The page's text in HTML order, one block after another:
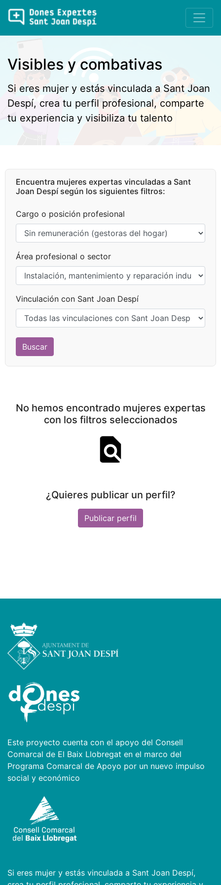
Visibles y combativas
Si eres mujer y estás vinculada a Sant Joan
Despí, crea tu perfil profesional, comparte
tu experiencia y visibiliza tu talento
Encuentra mujeres expertas vinculadas a Sant
Joan Despí según los siguientes filtros:
Cargo o posición profesional
Área profesional o sector
Vinculación con Sant Joan Despí
No hemos encontrado mujeres expertas
con los filtros seleccionados
¿Quieres publicar un perfil?
Publicar perfil
Este proyecto cuenta con el apoyo del Consell
Comarcal de El Baix Llobregat en el marco del
Programa Comarcal de Apoyo por un nuevo impulso
social y económico
Si eres mujer y estás vinculada a Sant Joan Despí,